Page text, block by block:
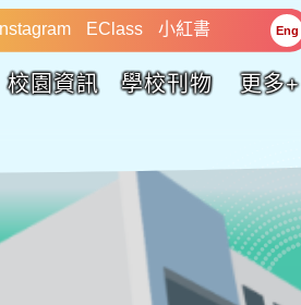
Instagram EClass 小紅書 Eng
校園資訊 學校刊物 更多+